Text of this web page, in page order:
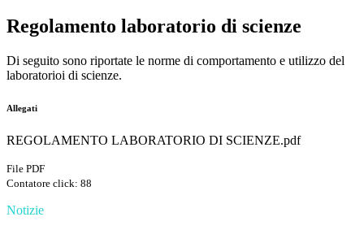
Regolamento laboratorio di scienze
Di seguito sono riportate le norme di comportamento e utilizzo del
laboratorioi di scienze.
Allegati
REGOLAMENTO LABORATORIO DI SCIENZE.pdf
File PDF
Contatore click: 88
Notizie